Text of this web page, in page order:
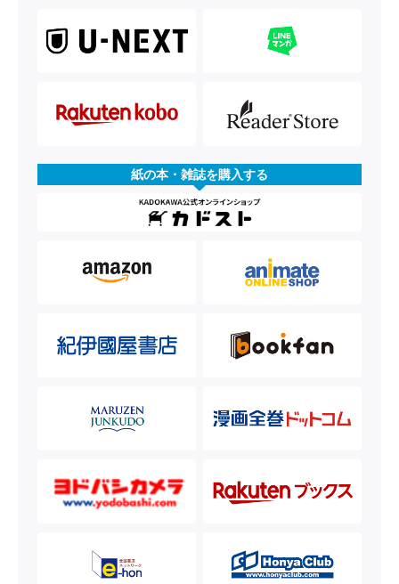
紙の本・雑誌を購入する